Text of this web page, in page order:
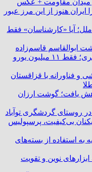
میدان مقاومت + عکس
چرا ایران هنوز از این مرز عبور
آیا «کارشناسان» فقط
ابوالقاسم قاسم‌زاده
رونالدو و ۱۳ ماشین اسپرت لاکچری؛ فقط ۱۱ میلیون یورو
فناورانه با قزاقستان
۳۰ درصد کاهش یافت؛ گوشت ارزان
روستای گردشگری توآباد
بی‌کیفیت، پرسپولیس
به استفاده از بسته‌های
نوین و تقویت